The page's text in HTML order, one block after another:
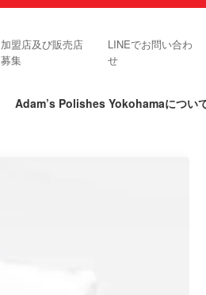
加盟店及び販売店
募集
LINEでお問い合わ
せ
Adam’s Polishes Yokohamaについ